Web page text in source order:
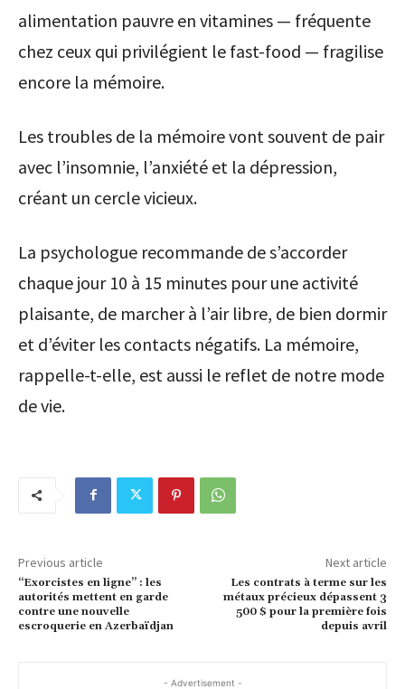
alimentation pauvre en vitamines — fréquente
chez ceux qui privilégient le fast-food — fragilise
encore la mémoire.
Les troubles de la mémoire vont souvent de pair
avec l’insomnie, l’anxiété et la dépression,
créant un cercle vicieux.
La psychologue recommande de s’accorder
chaque jour 10 à 15 minutes pour une activité
plaisante, de marcher à l’air libre, de bien dormir
et d’éviter les contacts négatifs. La mémoire,
rappelle-t-elle, est aussi le reflet de notre mode
de vie.
Previous article
“Exorcistes en ligne” : les
autorités mettent en garde
contre une nouvelle
escroquerie en Azerbaïdjan
Next article
Les contrats à terme sur les
métaux précieux dépassent 3
500 $ pour la première fois
depuis avril
- Advertisement -